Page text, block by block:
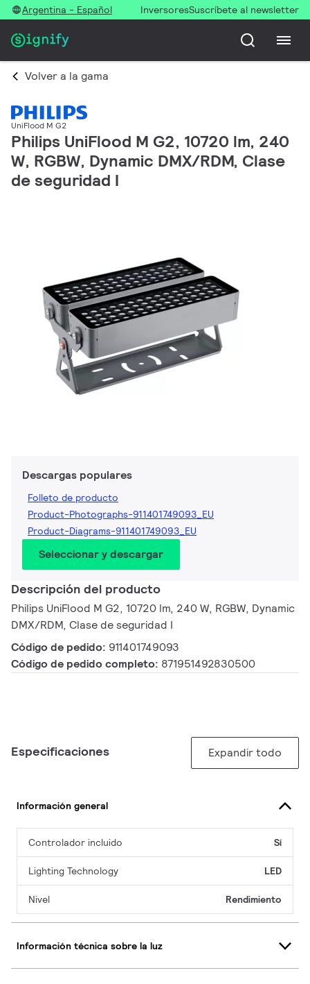
Argentina - Español InversoresSuscríbete al newsletter
Volver a la gama
UniFlood M G2
Philips UniFlood M G2, 10720 lm, 240
W, RGBW, Dynamic DMX/RDM, Clase
de seguridad I
Descargas populares
Folleto de producto
Product-Photographs-911401749093_EU
Product-Diagrams-911401749093_EU
Seleccionar y descargar
Descripción del producto
Philips UniFlood M G2, 10720 lm, 240 W, RGBW, Dynamic
DMX/RDM, Clase de seguridad I
Código de pedido: 911401749093
Código de pedido completo: 871951492830500
Especificaciones Expandir todo
Información general
Controlador incluido Sí
Lighting Technology LED
Nivel Rendimiento
Información técnica sobre la luz